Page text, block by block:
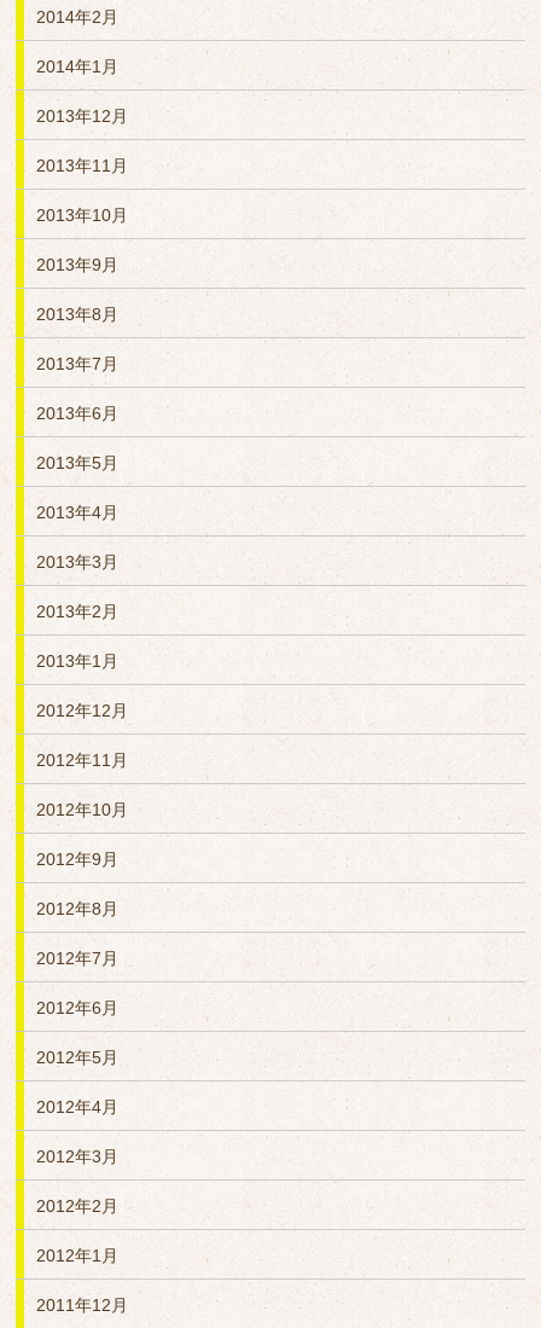
2014年2月
2014年1月
2013年12月
2013年11月
2013年10月
2013年9月
2013年8月
2013年7月
2013年6月
2013年5月
2013年4月
2013年3月
2013年2月
2013年1月
2012年12月
2012年11月
2012年10月
2012年9月
2012年8月
2012年7月
2012年6月
2012年5月
2012年4月
2012年3月
2012年2月
2012年1月
2011年12月